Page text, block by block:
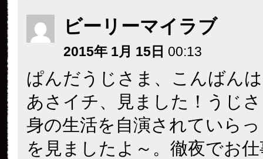
ビーリーマイラブ
2015年 1月 15日 00:13
ぱんだうじさま、こんばん
あさイチ、見ました！うじ
身の生活を自演されていら
を見ましたよ～。徹夜でお